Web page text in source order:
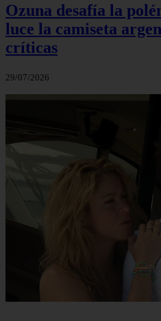
Ozuna desafía la
luce la camiseta
críticas
29/07/2026